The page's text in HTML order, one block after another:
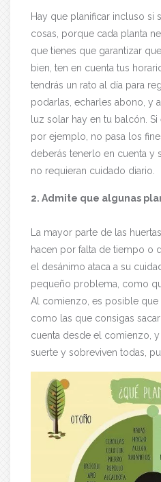
Hay que planificar incluso si
cosas, porque cada planta
que tienes que garantizar
bien, ten en cuenta tus
tendrás un rato al día para
podarlas, echarles abono, y
luz solar hay en tu balcón.
por ejemplo, no pasa los
deberás tenerlo en cuenta y
no requieran cuidado diario.
2. Admite que algunas
La mayor parte de las
hacen por falta de tiempo o
el desánimo ataca a su
pequeño problema, como
Al comienzo, es posible que
como las que consigas
cuenta desde el comienzo, y
suerte y sobreviven todas,